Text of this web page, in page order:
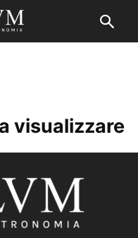
visualizzare